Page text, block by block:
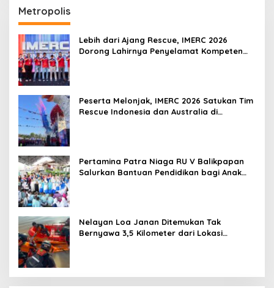
Metropolis
Lebih dari Ajang Rescue, IMERC 2026
Dorong Lahirnya Penyelamat Kompeten
Peserta Melonjak, IMERC 2026 Satukan Tim
Rescue Indonesia dan Australia di
Pertamina Patra Niaga RU V Balikpapan
Salurkan Bantuan Pendidikan bagi Anak
Nelayan Loa Janan Ditemukan Tak
Bernyawa 3,5 Kilometer dari Lokasi